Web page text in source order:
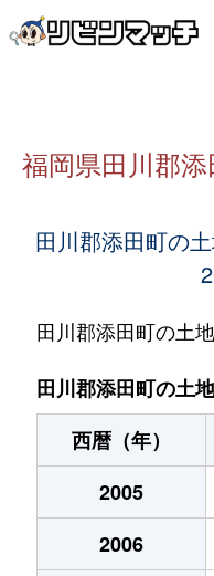
福岡県田川郡
田川郡添田町の
田川郡添田町の土
田川郡添田町の土
西暦（年）
2005
2006